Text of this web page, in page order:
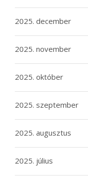
2025. december
2025. november
2025. október
2025. szeptember
2025. augusztus
2025. július